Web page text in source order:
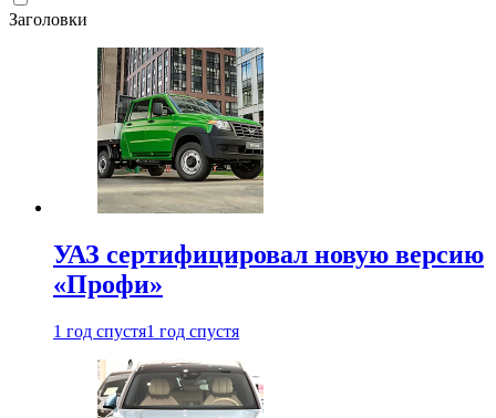
Заголовки
УАЗ сертифицировал новую версию
«Профи»
1 год спустя1 год спустя